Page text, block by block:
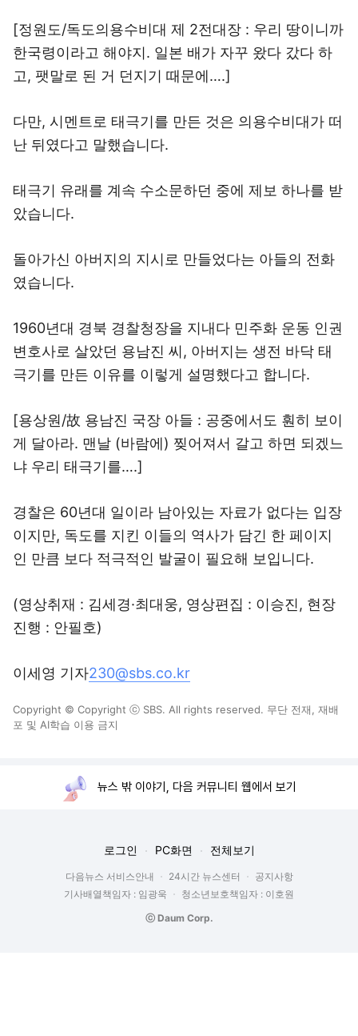
[정원도/독도의용수비대 제 2전대장 : 우리 땅이니까
한국령이라고 해야지. 일본 배가 자꾸 왔다 갔다 하
고, 팻말로 된 거 던지기 때문에….]
다만, 시멘트로 태극기를 만든 것은 의용수비대가 떠
난 뒤였다고 말했습니다.
태극기 유래를 계속 수소문하던 중에 제보 하나를 받
았습니다.
돌아가신 아버지의 지시로 만들었다는 아들의 전화
였습니다.
1960년대 경북 경찰청장을 지내다 민주화 운동 인권
변호사로 살았던 용남진 씨, 아버지는 생전 바닥 태
극기를 만든 이유를 이렇게 설명했다고 합니다.
[용상원/故 용남진 국장 아들 : 공중에서도 훤히 보이
게 달아라. 맨날 (바람에) 찢어져서 갈고 하면 되겠느
냐 우리 태극기를….]
경찰은 60년대 일이라 남아있는 자료가 없다는 입장
이지만, 독도를 지킨 이들의 역사가 담긴 한 페이지
인 만큼 보다 적극적인 발굴이 필요해 보입니다.
(영상취재 : 김세경·최대웅, 영상편집 : 이승진, 현장
진행 : 안필호)
이세영 기자230@sbs.co.kr
Copyright © Copyright ⓒ SBS. All rights reserved. 무단 전재, 재배
포 및 AI학습 이용 금지
뉴스 밖 이야기, 다음 커뮤니티 웹에서 보기
로그인 PC화면 전체보기
다음뉴스 서비스안내 24시간 뉴스센터
공지사항
기사배열책임자 : 임광욱
청소년보호책임자 : 이호원
ⓒ Daum Corp.